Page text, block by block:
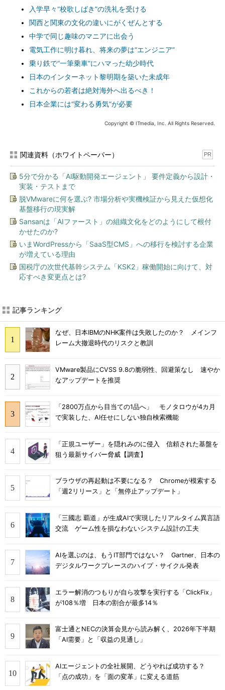
入学早々“校歌しばき”の洗礼を受ける
関西と関東の文化の違いにがくぜんとする
中学で同じ趣味のマニアに出会う
電気工作に明け暮れ、将来の夢は“エンジニア”
乗り鉄で“一筆乗車”にハマった幼少時代
日本のインターネット黎明期を築いた未成年
これからの若者は絶対海外へ出るべき！
日本企業には“変わる勇気”が必要
Copyright © ITmedia, Inc. All Rights Reserved.
関連資料（ホワイトペーパー） PR
5分で分かる「AI駆動開発エージェント」 要件定義から設計・
実装・テストまで
脱VMwareに何を選ぶ? 市場分析や実機検証から見えた仮想化
基盤移行の現実解
Sansanは「AIファースト」の組織文化をどのようにして根付
かせたのか?
いまWordPressから「SaaS型CMS」への移行を検討する企業
が増えている理由
国税庁の次世代基幹システム「KSK2」稼働開始に向けて、対
応すべき変更点とは?
記事ランキング
なぜ、日本IBMのNHK案件は失敗したのか？ メインフ
レーム大撤退時代のリスクと教訓
VMware製品にCVSS 9.8の脆弱性、回避策なし 速やか
なアップデートを推奨
「2800万点から目当ての1品へ」 モノタロウが4カ月
で実装した、AI任せにしない独自検索機能
「正規ユーザー」を隠れみのに侵入 信頼された基盤を
狙う最新サイバー脅威【調査】
ブラウザの再起動は不要になる？ Chromeが模索する
「週2リリース」と「無停止アップデート」
「三國志 覇道」が生成AIで実現したリアルタイム異言語
交流 ゲーム性を損なわないシステム設計の工夫
AIを選ぶのは、もうIT部門ではない？ Gartner、日本の
デジタルワークプレースのハイプ・サイクル発表
エラー解消のつもりが自ら攻撃を実行する「ClickFix」
が108％増 日本の割合が最多14％
富士通とNECの決算会見から読み解く、2026年下半期
「AI需要」と「収益の見通し」
AIエージェントの全社展開、どうやれば成功する？
「点の成功」を「面の変革」に変える道筋